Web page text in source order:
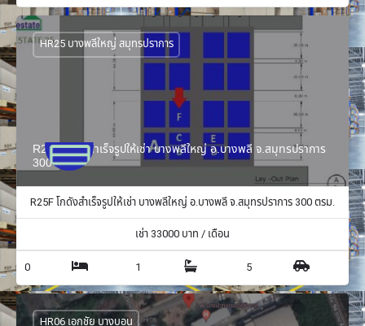
R25F โกดังสำเร็จรูปให้เช่า บางพลีใหญ่ อ.บางพลี จ.สมุทรปราการ
300 ตรม.
HR25 บางพลีใหญ่ สมุทรปราการ
R25F โกดังสำเร็จรูปให้เช่า บางพลีใหญ่ อ.บางพลี จ.สมุทรปราการ 300 ตรม.
เช่า 33000 บาท / เดือน
0 1 5
HR06 เอกชัย บางบอน